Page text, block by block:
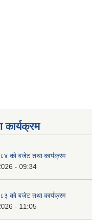
को बजेट तथा कार्यक्रम
- 09:34
को बजेट तथा कार्यक्रम
- 11:05